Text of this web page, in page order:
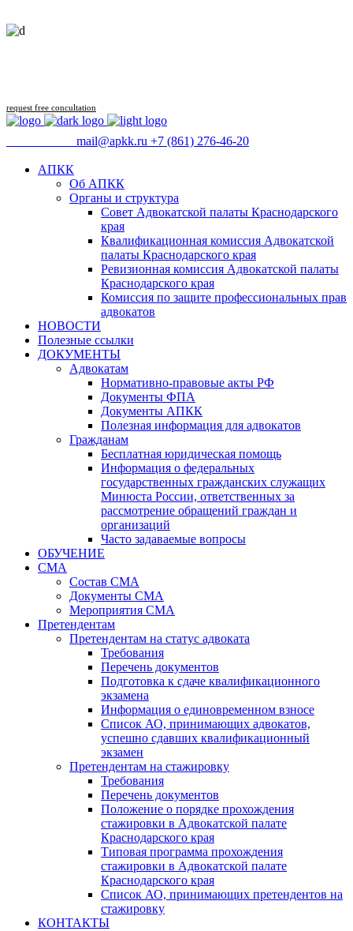
request free concultation
mail@apkk.ru +7 (861) 276-46-20
АПКК
Об АПКК
Органы и структура
Совет Адвокатской палаты Краснодарского
края
Квалификационная комиссия Адвокатской
палаты Краснодарского края
Ревизионная комиссия Адвокатской палаты
Краснодарского края
Комиссия по защите профессиональных прав
адвокатов
НОВОСТИ
Полезные ссылки
ДОКУМЕНТЫ
Адвокатам
Нормативно-правовые акты РФ
Документы ФПА
Документы АПКК
Полезная информация для адвокатов
Гражданам
Бесплатная юридическая помощь
Информация о федеральных
государственных гражданских служащих
Минюста России, ответственных за
рассмотрение обращений граждан и
организаций
Часто задаваемые вопросы
ОБУЧЕНИЕ
СМА
Состав СМА
Документы СМА
Мероприятия СМА
Претендентам
Претендентам на статус адвоката
Требования
Перечень документов
Подготовка к сдаче квалификационного
экзамена
Информация о единовременном взносе
Список АО, принимающих адвокатов,
успешно сдавших квалификационный
экзамен
Претендентам на стажировку
Требования
Перечень документов
Положение о порядке прохождения
стажировки в Адвокатской палате
Краснодарского края
Типовая программа прохождения
стажировки в Адвокатской палате
Краснодарского края
Список АО, принимающих претендентов на
стажировку
КОНТАКТЫ